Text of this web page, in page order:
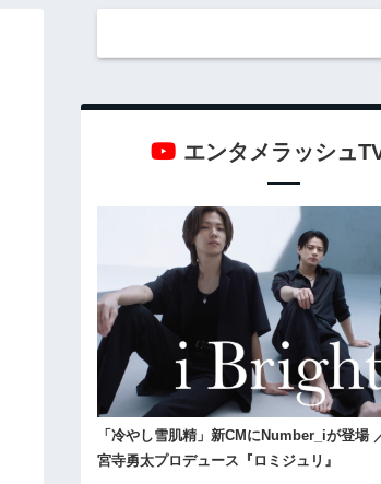
エンタメラッシュ
「冷やし雪肌精」新CMにNumber_iが登場
宮寺勇太プロデュース『ロミジュリ』